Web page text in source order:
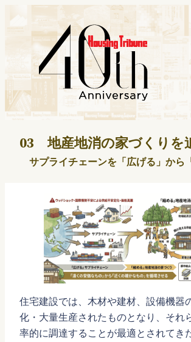
容
キ
ッ
プ
03 地産地消の家づくりを
サプライチェーンを「広げる」から
住宅建設では、木材や建材、設備機器
化・大量生産されたものとなり、それ
率的に調達することが最適とされてき